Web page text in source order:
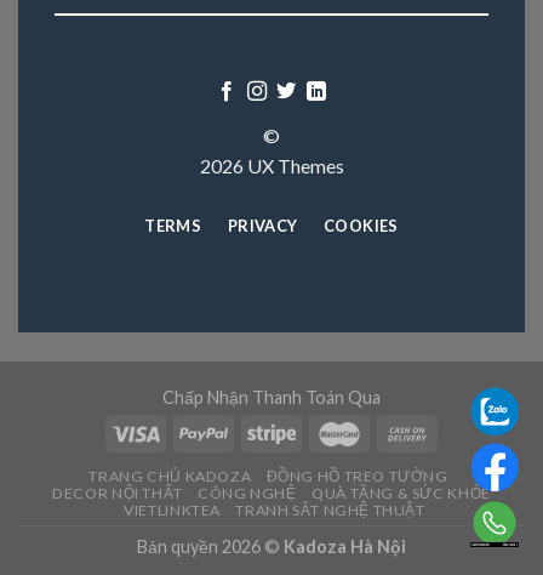
©
2026 UX Themes
TERMS PRIVACY COOKIES
Chấp Nhận Thanh Toán Qua
TRANG CHỦ KADOZA
ĐỒNG HỒ TREO TƯỜNG
DECOR NỘI THẤT
CÔNG NGHỆ
QUÀ TẶNG & SỨC KHỎE
VIETLINKTEA
TRANH SĂT NGHỆ THUẬT
Bản quyền 2026 © Kadoza Hà Nội